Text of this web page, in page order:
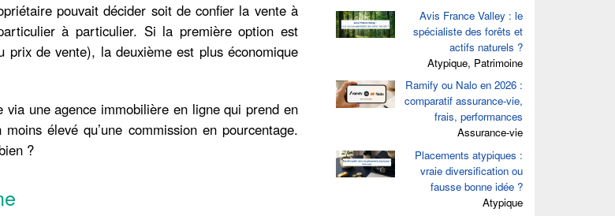
pouvait décider soit de confier la vente à
à particulier. Si la première option est
prix de vente), la deuxième est plus économique
une agence immobilière en ligne qui prend en
élevé qu’une commission en pourcentage.
?
Avis France Valley : le
spécialiste des forêts et
actifs naturels ?
Atypique, Patrimoine
Ramify ou Nalo en 2026 :
comparatif assurance-vie,
frais, performances
Assurance-vie
Placements atypiques :
vraie diversification ou
fausse bonne idée ?
Atypique